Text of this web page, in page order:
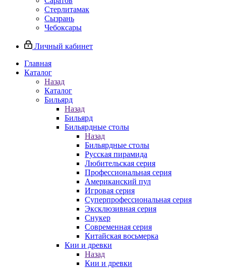
Стерлитамак
Сызрань
Чебоксары
Личный кабинет
Главная
Каталог
Назад
Каталог
Бильярд
Назад
Бильярд
Бильярдные столы
Назад
Бильярдные столы
Русская пирамида
Любительская серия
Профессиональная серия
Американский пул
Игровая серия
Суперпрофессиональная серия
Эксклюзивная серия
Снукер
Современная серия
Китайская восьмерка
Кии и древки
Назад
Кии и древки